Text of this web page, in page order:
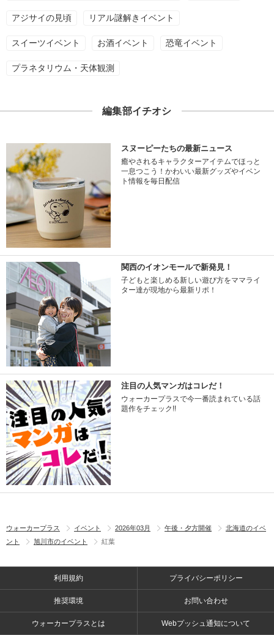
アジサイの見頃 リアル謎解きイベント
スイーツイベント お酒イベント 恐竜イベント
プラネタリウム・天体観測
編集部イチオシ
スヌーピーたちの最新ニュース
癒やされるキャラクターアイテムでほっと
一息つこう！かわいい最新グッズやイベン
ト情報を毎日配信
関西のイオンモールで新発見！
子どもと楽しめる新しい遊び方をママライ
ター達が現地から最新リポ！
注目の人気マンガはコレだ！
ウォーカープラスで今一番読まれている話
題作をチェック!!
ウォーカープラス イベント 2026年03月 午後・夕方開催
北海道のイベ
ント
旭川市のイベント 紅葉
利用規約 プライバシーポリシー
推奨環境 お問い合わせ
ウォーカープラスとは Webプッシュ通知について